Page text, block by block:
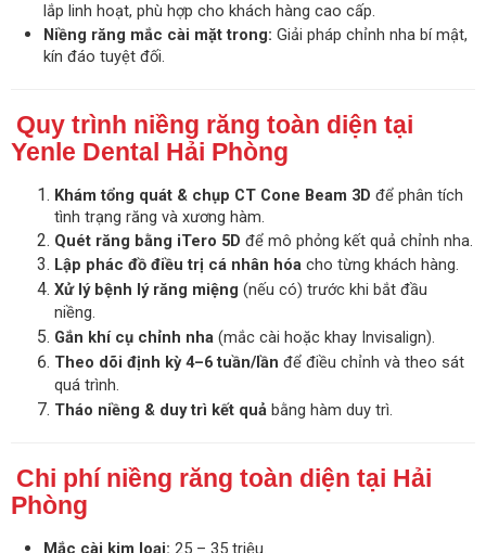
lắp linh hoạt, phù hợp cho khách hàng cao cấp.
Niềng răng mắc cài mặt trong: Giải pháp chỉnh nha bí mật,
kín đáo tuyệt đối.
Quy trình niềng răng toàn diện tại
Yenle Dental Hải Phòng
Khám tổng quát & chụp CT Cone Beam 3D để phân tích
tình trạng răng và xương hàm.
Quét răng bằng iTero 5D để mô phỏng kết quả chỉnh nha.
Lập phác đồ điều trị cá nhân hóa cho từng khách hàng.
Xử lý bệnh lý răng miệng (nếu có) trước khi bắt đầu
niềng.
Gắn khí cụ chỉnh nha (mắc cài hoặc khay Invisalign).
Theo dõi định kỳ 4–6 tuần/lần để điều chỉnh và theo sát
quá trình.
Tháo niềng & duy trì kết quả bằng hàm duy trì.
Chi phí niềng răng toàn diện tại Hải
Phòng
Mắc cài kim loại: 25 – 35 triệu.